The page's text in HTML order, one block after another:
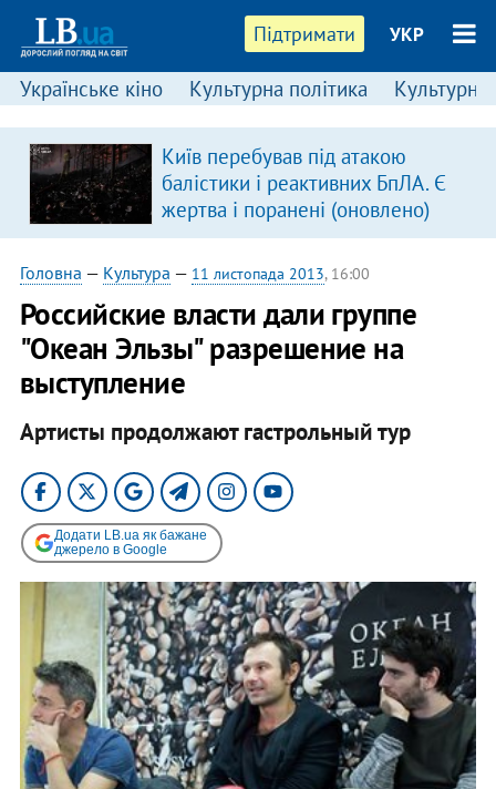
Підтримати УКР
Українське кіно Культурна політика Культурні
Київ перебував під атакою
балістики і реактивних БпЛА. Є
жертва і поранені (оновлено)
Головна — Культура — 11 листопада 2013, 16:00
Российские власти дали группе
"Океан Эльзы" разрешение на
выступление
Артисты продолжают гастрольный тур
Додати LB.ua як бажане
джерело в Google